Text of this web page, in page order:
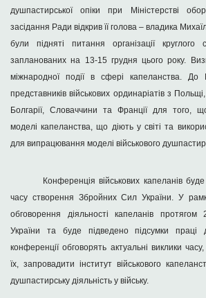
душпастирської опіки при Міністерстві
засідання Ради відкрив її голова – владика
були підняті питання організації круглого
запланованих на 13-15 грудня цього року.
міжнародної події в сфері капеланства.
представників військових ординаріатів з
Болгарії, Словаччини та Франції для того,
моделі капеланства, що діють у світі та
для випрацювання моделі військового
Конференція військових капеланів
часу створення Збройних Сил України. У
обговорення діяльності капеланів протягом
України та буде підведено підсумки праці
конференції обговорять актуальні виклики
їх, запровадити інститут військового
душпастирську діяльність у війську.